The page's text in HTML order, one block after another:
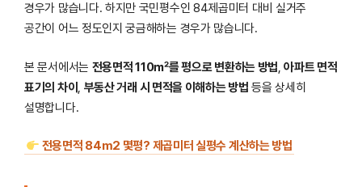
경우가 많습니다. 하지만 국민평수인 84제곱미터 대비 실거주
공간이 어느 정도인지 궁금해하는 경우가 많습니다.
본 문서에서는 전용면적 110㎡를 평으로 변환하는 방법,아파트 면적
표기의 차이 , 부동산 거래 시 면적을 이해하는 방법 등을 상세히
설명합니다.
전용면적 84m2 몇평? 제곱미터 실평수 계산하는 방법